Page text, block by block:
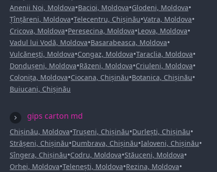
Anenii Noi, Moldova•Bacioi, Moldova•Glodeni, Moldova•
Țînțăreni, Moldova•Telecentru, Chișinău•Vatra, Moldova•
Cricova, Moldova•Peresecina, Moldova•Leova, Moldova•
Vadul lui Vodă, Moldova•Basarabeasca, Moldova•
Vulcănești, Moldova•Congaz, Moldova•Taraclia, Moldova•
Dondușeni, Moldova•Răzeni, Moldova•Criuleni, Moldova•
Colonița, Moldova•Ciocana, Chișinău•Botanica, Chișinău•
Buiucani, Chișinău
gips carton md
Chișinău, Moldova•Trușeni, Chișinău•Durlești, Chișinău•
Strășeni, Chișinău•Dumbrava, Chișinău•Ialoveni, Chișinău•
Sîngera, Chișinău•Codru, Moldova•Stăuceni, Moldova•
Orhei, Moldova•Telenești, Moldova•Rezina, Moldova•